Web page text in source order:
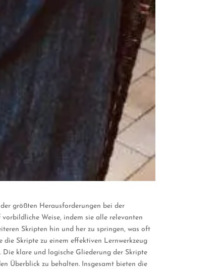
größten Herausforderungen bei der
Weise, indem sie alle relevanten
Skripten hin und her zu springen, was oft
Skripte zu einem effektiven Lernwerkzeug
klare und logische Gliederung der Skripte
Überblick zu behalten. Insgesamt bieten die